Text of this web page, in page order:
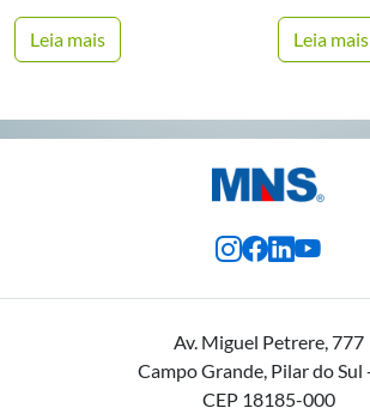
Leia mais Leia mais
Av. Miguel Petrere, 777
Campo Grande, Pilar do Sul
CEP 18185-000